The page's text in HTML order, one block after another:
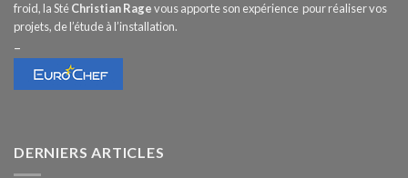
froid, la StéChristian Ragevous apporte son expérience pour réaliser vos
projets, de l’étude à l’installation.
–
DERNIERS ARTICLES